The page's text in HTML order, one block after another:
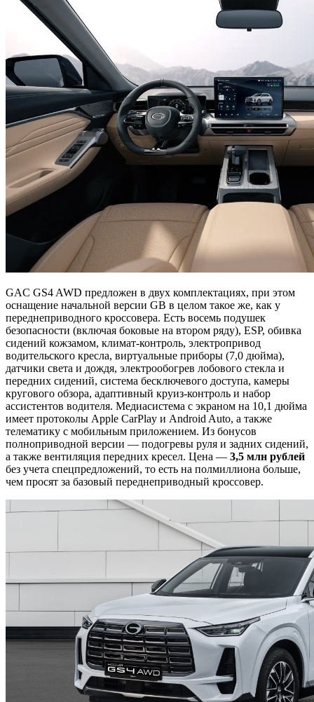
GAC GS4 AWD предложен в двух комплектациях, при этом
оснащение начальной версии GB в целом такое же, как у
переднеприводного кроссовера. Есть восемь подушек
безопасности (включая боковые на втором ряду), ESP, обивка
сидений кожзамом, климат-контроль, электропривод
водительского кресла, виртуальные приборы (7,0 дюйма),
датчики света и дождя, электрообогрев лобового стекла и
передних сидений, система бесключевого доступа, камеры
кругового обзора, адаптивный круиз-контроль и набор
ассистентов водителя. Медиасистема с экраном на 10,1 дюйма
имеет протоколы Apple CarPlay и Android Auto, а также
телематику с мобильным приложением. Из бонусов
полноприводной версии — подогревы руля и задних сидений,
а также вентиляция передних кресел. Цена — 3,5 млн рублей
без учета спецпредложений, то есть на полмиллиона больше,
чем просят за базовый переднеприводный кроссовер.